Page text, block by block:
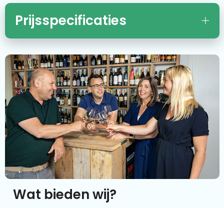
Prijsspecificaties
Wat bieden wij?